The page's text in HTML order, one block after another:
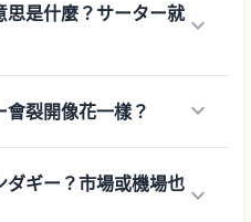
思是什麼？サーター就keyboard_arrow_down
裂開像花一樣？ keyboard_arrow_down
ギー？市場或機場也 keyboard_arrow_down